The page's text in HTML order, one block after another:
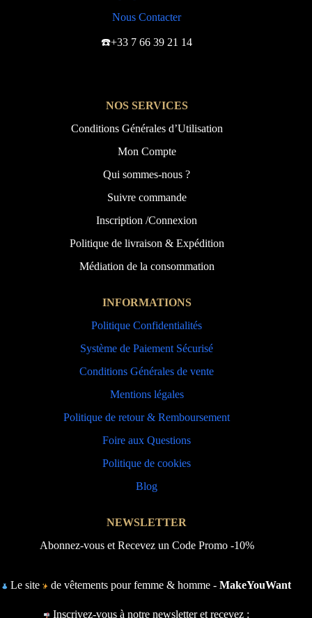
Nous Contacter
☎️+33 7 66 39 21 14
NOS SERVICES
Conditions Générales d’Utilisation
Mon Compte
Qui sommes-nous ?
Suivre commande
Inscription /Connexion
Politique de livraison & Expédition
Médiation de la consommation
INFORMATIONS
Politique Confidentialités
Système de Paiement Sécurisé
Conditions Générales de vente
Mentions légales
Politique de retour & Remboursement
Foire aux Questions
Politique de cookies
Blog
NEWSLETTER
Abonnez-vous et Recevez un Code Promo -10%
Le site de vêtements pour femme & homme -MakeYouWant
Inscrivez-vous à notre newsletter et recevez :